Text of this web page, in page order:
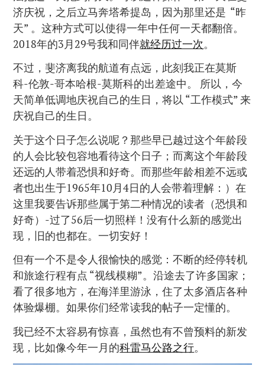
济庆祝，之后立马奔塔希提岛，因为那里还是 “昨
天” 。这种方式可以使得一年中任何一天都翻倍。
2018年的3月29号我和同伴就经历过一次。
不过，斐济离我的航道有点远，此刻我正在莫斯
科-伦敦-哥本哈根-莫斯科的出差途中。 所以，今
天简单低调地庆祝自己的生日，将以 “工作模式” 来
庆祝自己的生日。
关于这个日子怎么说呢？那些早已越过这个年龄段
的人会比较包容地看待这个日子；而离这个年龄段
还远的人带着恐惧和好奇。而那些年龄相差不远或
者也出生于1965年10月4日的人会带着理解：）在
这里我要告诉那些属于第二种情况的读者（恐惧和
好奇）-过了56后一切照样！没有什么新的感觉出
现，旧的也都在。一切安好！
但有一个不是令人很愉快的感觉：不断的经停转机
和旅途行程有点 “视线模糊”。沿途去了许多国家；
看了很多地方，在海洋里游泳，住了太多酒店各种
体验爆棚。如果你们经常读我的帖子一定懂的。
我已经不太容易有惊喜，虽然也有不曾预料的新发
现，比如像今年一月的科雷马公路之行。